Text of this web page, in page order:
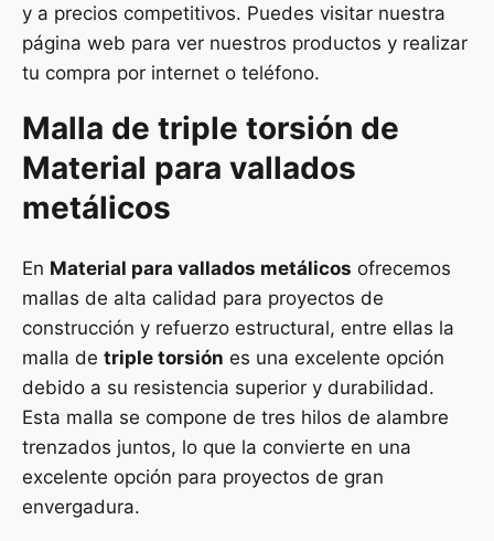
y a precios competitivos. Puedes visitar nuestra
página web para ver nuestros productos y realizar
tu compra por internet o teléfono.
Malla de triple torsión de
Material para vallados
metálicos
En Material para vallados metálicos ofrecemos
mallas de alta calidad para proyectos de
construcción y refuerzo estructural, entre ellas la
malla de triple torsión es una excelente opción
debido a su resistencia superior y durabilidad.
Esta malla se compone de tres hilos de alambre
trenzados juntos, lo que la convierte en una
excelente opción para proyectos de gran
envergadura.